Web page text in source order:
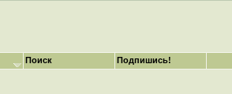
Поиск Подпишись!